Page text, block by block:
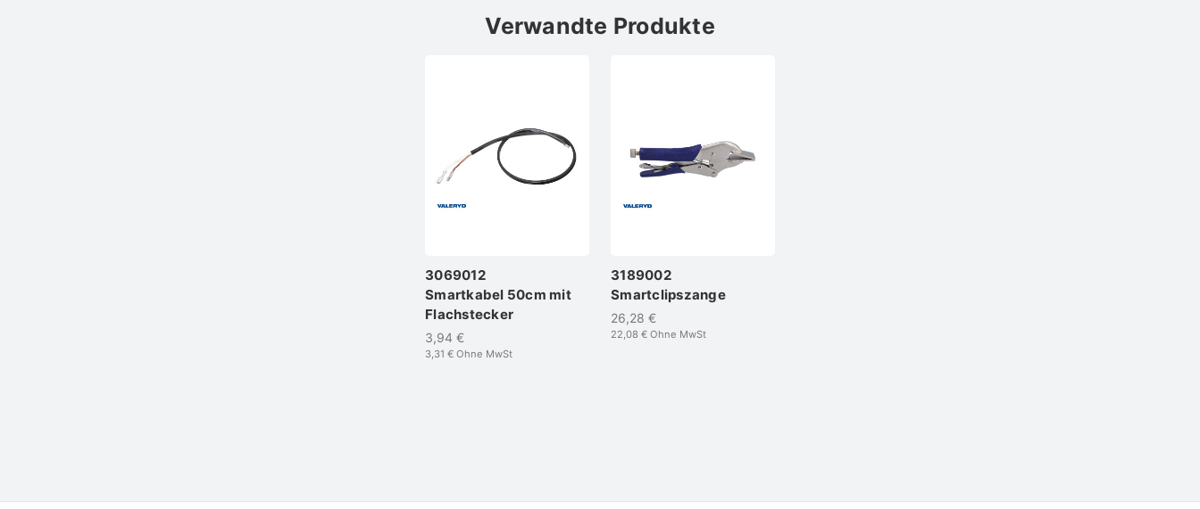
Verwandte Produkte
3069012
Smartkabel 50cm mit
Flachstecker
3,94 €
3,31 € Ohne MwSt
3189002
Smartclipszange
26,28 €
22,08 € Ohne MwSt